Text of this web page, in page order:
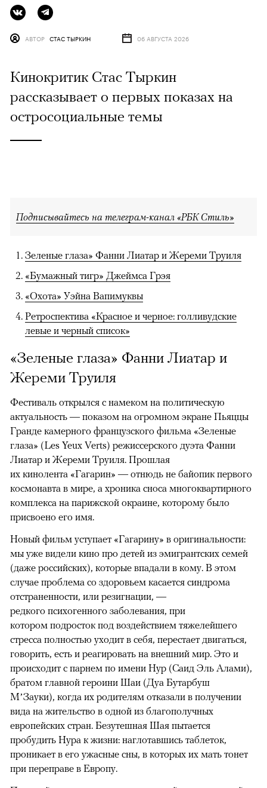
АВТОР СТАС ТЫРКИН 06 АВГУСТА 2026
Кинокритик Стас Тыркин
рассказывает о первых показах на
остросоциальные темы
Подписывайтесь на телеграм-канал «РБК Стиль»
Зеленые глаза» Фанни Лиатар и Жереми Труиля
«Бумажный тигр» Джеймса Грэя
«Охота» Уэйна Вапимуквы
Ретроспектива «Красное и черное: голливудские
левые и черный список»
«Зеленые глаза» Фанни Лиатар и
Жереми Труиля
Фестиваль открылся с намеком на политическую
актуальность — показом на огромном экране Пьяццы
Гранде камерного французского фильма «Зеленые
глаза» (Les Yeux Verts) режиссерского дуэта Фанни
Лиатар и Жереми Труиля. Прошлая
их кинолента «Гагарин» — отнюдь не байопик первого
космонавта в мире, а хроника сноса многоквартирного
комплекса на парижской окраине, которому было
присвоено его имя.
Новый фильм уступает «Гагарину» в оригинальности:
мы уже видели кино про детей из эмигрантских семей
(даже российских), которые впадали в кому. В этом
случае проблема со здоровьем касается синдрома
отстраненности, или резигнации, —
редкого психогенного заболевания, при
котором подросток под воздействием тяжелейшего
стресса полностью уходит в себя, перестает двигаться,
говорить, есть и реагировать на внешний мир. Это и
происходит с парнем по имени Нур (Саид Эль Алами),
братом главной героини Шаи (Дуа Бутарбуш
М’Зауки), когда их родителям отказали в получении
вида на жительство в одной из благополучных
европейских стран. Безутешная Шая пытается
пробудить Нура к жизни: наглотавшись таблеток,
проникает в его ужасные сны, в которых их мать тонет
при переправе в Европу.